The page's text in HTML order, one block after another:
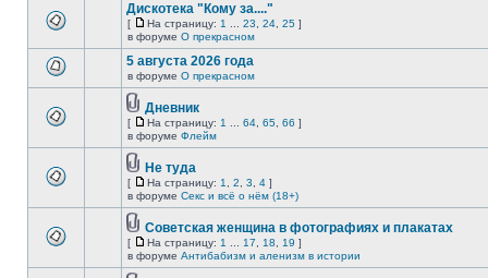
Дискотека "Кому за...."
[ На страницу: 1 23 24 25 ]
в форуме О прекрасном
5 августа 2026 года
в форуме О прекрасном
Дневник
[ На страницу: 1 64 65 66 ]
в форуме Флейм
Не туда
[ На страницу: 1 2 3 4 ]
в форуме Секс и всё о нём (18+)
Советская женщина в фотографиях и плакатах
[ На страницу: 1 17 18 19 ]
в форуме Антибабизм и аленизм в истории